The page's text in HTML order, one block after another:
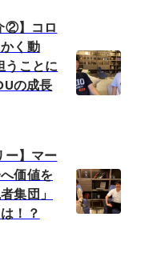
②】コロ
く動
うことに
の成長
ー】マー
価値を
集団」
！？